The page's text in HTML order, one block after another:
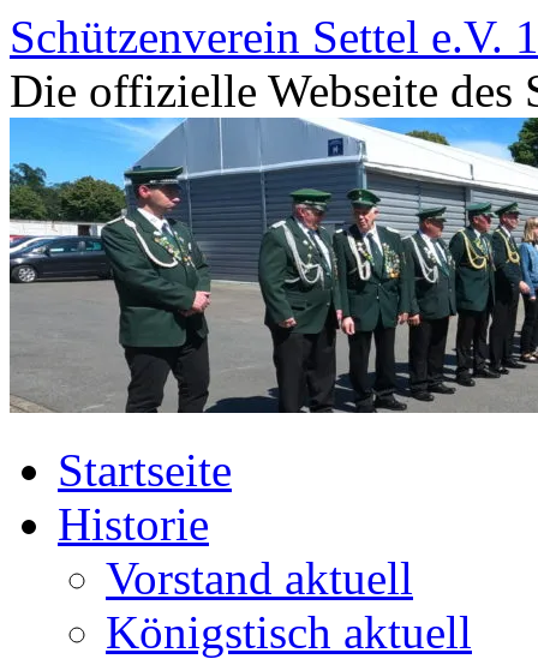
Zum
Inhalt
springen
Schützenverein Settel e.V.
Die offizielle Webseite des
Startseite
Historie
Vorstand aktuell
Königstisch aktuell